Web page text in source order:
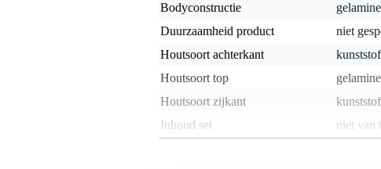
Bodyconstructie
Duurzaamheid product
niet
Houtsoort achterkant
kunststof
Houtsoort top
Houtsoort zijkant
kunststof
Inhoud set
niet van